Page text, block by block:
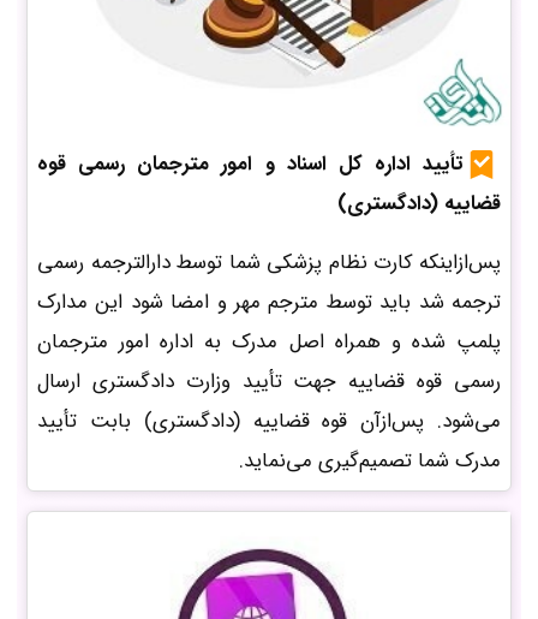
تأیید اداره کل اسناد و امور مترجمان رسمی قوه
قضاییه (دادگستری)
پس‌ازاینکه کارت نظام پزشکی شما توسط دارالترجمه رسمی
ترجمه شد باید توسط مترجم مهر و امضا شود این مدارک
پلمپ شده و همراه اصل مدرک به اداره امور مترجمان
رسمی قوه قضاییه جهت تأیید وزارت دادگستری ارسال
می‌شود. پس‌ازآن قوه قضاییه (دادگستری) بابت تأیید
مدرک شما تصمیم‌گیری می‌نماید.